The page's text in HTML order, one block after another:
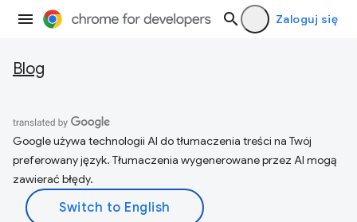
Zaloguj się
Blog
Google używa technologii AI do tłumaczenia treści na Twój
preferowany język. Tłumaczenia wygenerowane przez AI mogą
zawierać błędy.